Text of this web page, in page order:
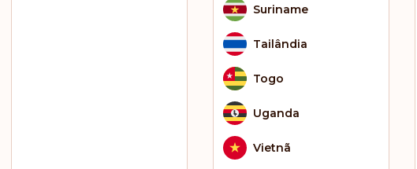
Suriname
Tailândia
Togo
Uganda
Vietnã